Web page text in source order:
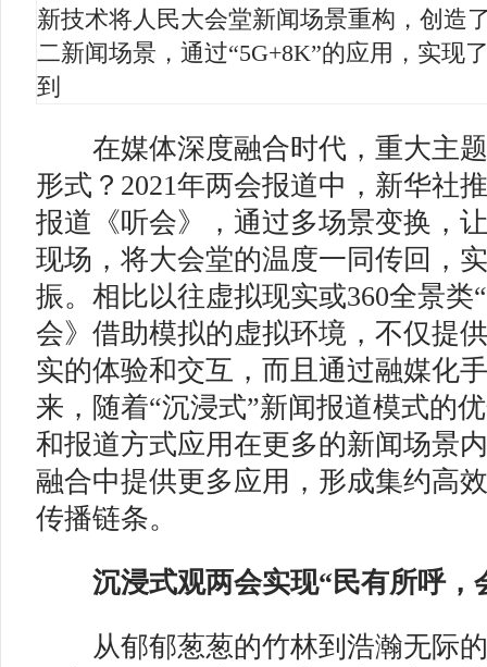
新技术将人民大会堂新闻场景重构，创造
二新闻场景，通过“5G+8K”的应用，实现
到
在媒体深度融合时代，重大主题
形式？2021年两会报道中，新华社
报道《听会》，通过多场景变换，
现场，将大会堂的温度一同传回，
振。相比以往虚拟现实或360全景类
会》借助模拟的虚拟环境，不仅提
实的体验和交互，而且通过融媒化
来，随着“沉浸式”新闻报道模式的
和报道方式应用在更多的新闻场景
融合中提供更多应用，形成集约高
传播链条。
沉浸式观两会实现“民有所呼，
从郁郁葱葱的竹林到浩瀚无际的